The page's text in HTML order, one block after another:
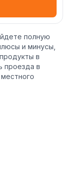
полную
и минусы,
в
проезда в